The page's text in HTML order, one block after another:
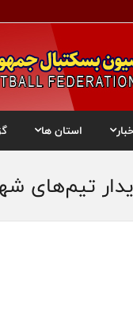
استان ها
تیم‌های